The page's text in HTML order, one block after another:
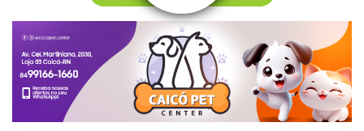
v
g
t
i
o
n